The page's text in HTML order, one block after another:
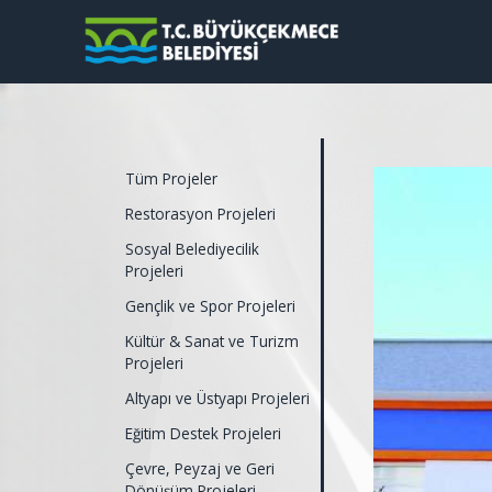
Tüm Projeler
Restorasyon Projeleri
Sosyal Belediyecilik
Projeleri
Gençlik ve Spor Projeleri
Kültür & Sanat ve Turizm
Projeleri
Altyapı ve Üstyapı Projeleri
Eğitim Destek Projeleri
Çevre, Peyzaj ve Geri